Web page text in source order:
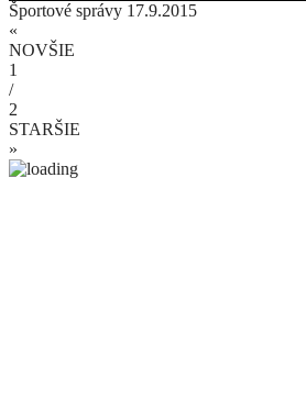
Športové správy 17.9.2015
«
NOVŠIE
1
/
2
STARŠIE
»